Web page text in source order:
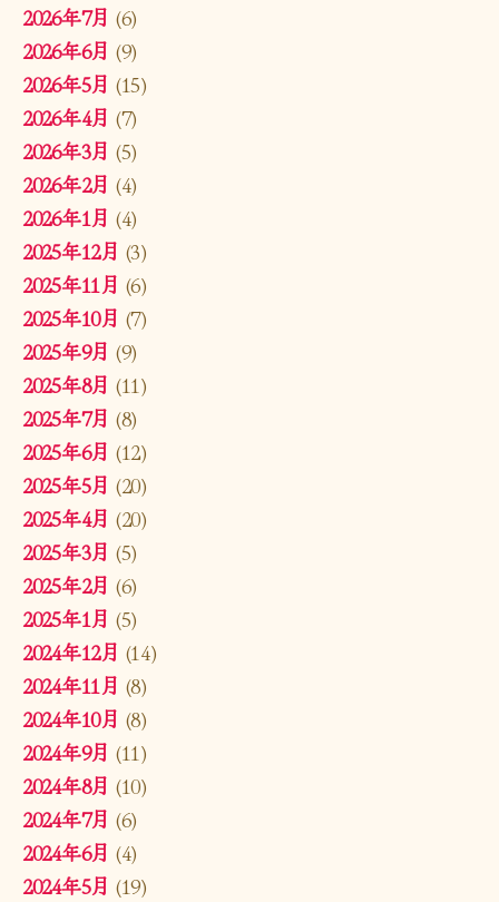
2026年7月 (6)
2026年6月 (9)
2026年5月 (15)
2026年4月 (7)
2026年3月 (5)
2026年2月 (4)
2026年1月 (4)
2025年12月 (3)
2025年11月 (6)
2025年10月 (7)
2025年9月 (9)
2025年8月 (11)
2025年7月 (8)
2025年6月 (12)
2025年5月 (20)
2025年4月 (20)
2025年3月 (5)
2025年2月 (6)
2025年1月 (5)
2024年12月 (14)
2024年11月 (8)
2024年10月 (8)
2024年9月 (11)
2024年8月 (10)
2024年7月 (6)
2024年6月 (4)
2024年5月 (19)